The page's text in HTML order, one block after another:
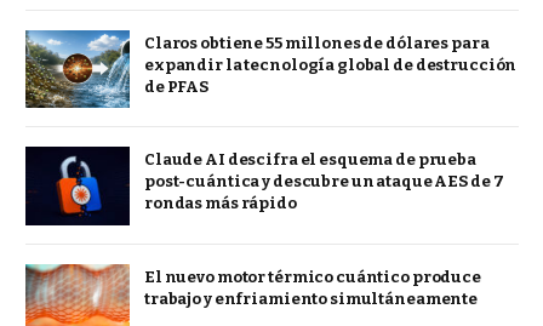
Claros obtiene 55 millones de dólares para
expandir la tecnología global de destrucción
de PFAS
Claude AI descifra el esquema de prueba
post-cuántica y descubre un ataque AES de 7
rondas más rápido
El nuevo motor térmico cuántico produce
trabajo y enfriamiento simultáneamente